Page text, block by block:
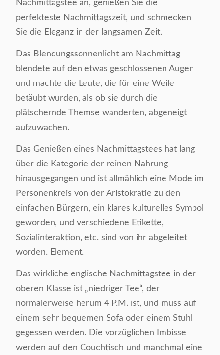
Nachmittagstee an, genießen Sie die
perfekteste Nachmittagszeit, und schmecken
Sie die Eleganz in der langsamen Zeit.
Das Blendungssonnenlicht am Nachmittag
blendete auf den etwas geschlossenen Augen
und machte die Leute, die für eine Weile
betäubt wurden, als ob sie durch die
plätschernde Themse wanderten, abgeneigt
aufzuwachen.
Das Genießen eines Nachmittagstees hat lang
über die Kategorie der reinen Nahrung
hinausgegangen und ist allmählich eine Mode im
Personenkreis von der Aristokratie zu den
einfachen Bürgern, ein klares kulturelles Symbol
geworden, und verschiedene Etikette,
Sozialinteraktion, etc. sind von ihr abgeleitet
worden. Element.
Das wirkliche englische Nachmittagstee in der
oberen Klasse ist „niedriger Tee“, der
normalerweise herum 4 P.M. ist, und muss auf
einem sehr bequemen Sofa oder einem Stuhl
gegessen werden. Die vorzüglichen Imbisse
werden auf den Couchtisch und manchmal eine